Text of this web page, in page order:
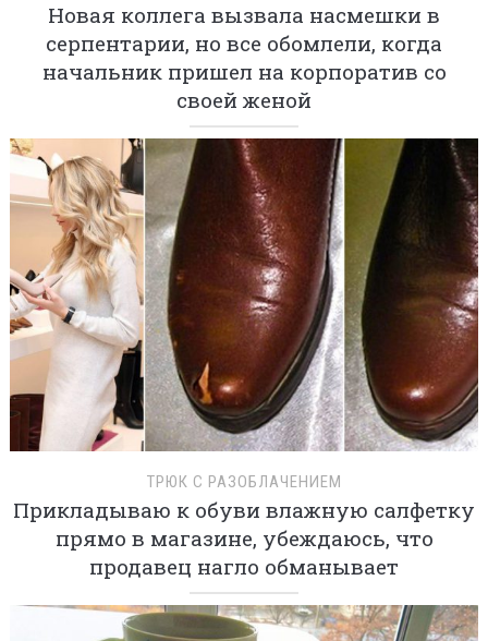
Новая коллега вызвала насмешки в
серпентарии, но все обомлели, когда
начальник пришел на корпоратив со
своей женой
ТРЮК С РАЗОБЛАЧЕНИЕМ
Прикладываю к обуви влажную салфетку
прямо в магазине, убеждаюсь, что
продавец нагло обманывает